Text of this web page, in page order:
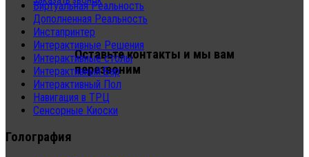
Оставьте контакты и мы вам
перезвоним
Виртуальная Реальность
Дополненная Реальность
Инстапринтер
Интерактивные Решения
Интерактивные столы
Интерактивный Бар
Интерактивный Пол
Навигация в ТРЦ
Сенсорные Киоски
Голография